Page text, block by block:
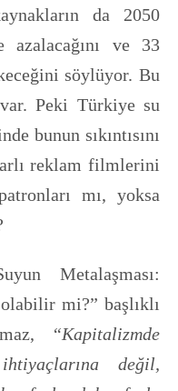
da 2050
azalacağını ve 33
söylüyor. Bu
Peki Türkiye su
bunun sıkıntısını
reklam filmlerini
mı, yoksa
Metalaşması:
mi?” başlıklı
“Kapitalizmde
değil,